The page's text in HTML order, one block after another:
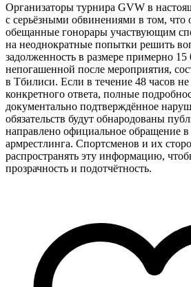
Организаторы турнира GVW в
с серьёзными обвинениями в том, что
обещанные гонорары участвующим
на неоднократные попытки решить
задолженность в размере примерно 15
непогашенной после мероприятия,
в Тбилиси. Если в течение 48 часов не
конкретного ответа, полные
документально подтверждённое
обязательств будут обнародованы
направлено официальное обращение
армрестлинга. Спортсменов и их
распространять эту информацию,
прозрачность и подотчётность.